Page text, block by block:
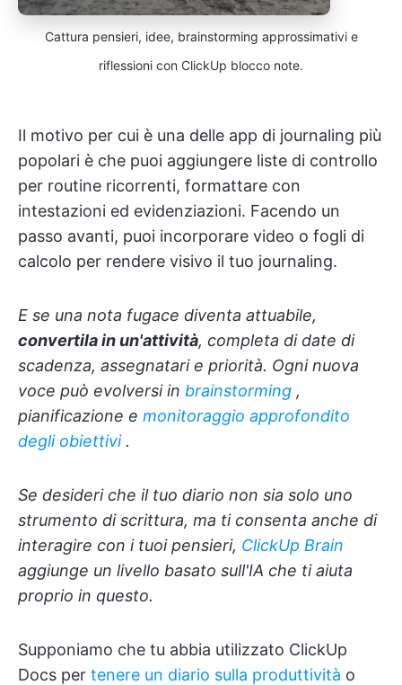
Cattura pensieri, idee, brainstorming approssimativi e
riflessioni con ClickUp blocco note.
Il motivo per cui è una delle app di journaling più
popolari è che puoi aggiungere liste di controllo
per routine ricorrenti, formattare con
intestazioni ed evidenziazioni. Facendo un
passo avanti, puoi incorporare video o fogli di
calcolo per rendere visivo il tuo journaling.
E se una nota fugace diventa attuabile,
convertila in un'attività, completa di date di
scadenza, assegnatari e priorità. Ogni nuova
voce può evolversi in brainstorming ,
pianificazione e monitoraggio approfondito
degli obiettivi .
Se desideri che il tuo diario non sia solo uno
strumento di scrittura, ma ti consenta anche di
interagire con i tuoi pensieri, ClickUp Brain
aggiunge un livello basato sull'IA che ti aiuta
proprio in questo.
Supponiamo che tu abbia utilizzato ClickUp
Docs per tenere un diario sulla produttività o